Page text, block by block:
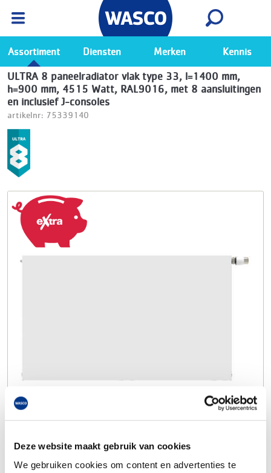
Deze website maakt gebruik van cookies
We gebruiken cookies om content en advertenties te
Ga naar de Wasco app
Bekijk
Assortiment Diensten Merken Kennis
ULTRA 8 paneelradiator vlak type 33, l=1400 mm,
h=900 mm, 4515 Watt, RAL9016, met 8 aansluitingen
en inclusief J-consoles
artikelnr: 75339140